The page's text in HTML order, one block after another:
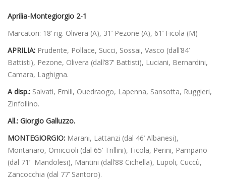
Aprilia-Montegiorgio 2-1
Marcatori: 18’ rig. Olivera (A), 31’ Pezone (A), 61’ Ficola (M)
APRILIA: Prudente, Pollace, Succi, Sossai, Vasco (dall’84’
Battisti), Pezone, Olivera (dall’87’ Battisti), Luciani, Bernardini,
Camara, Laghigna.
A disp.: Salvati, Emili, Ouedraogo, Lapenna, Sansotta, Ruggieri,
Zinfollino.
All.: Giorgio Galluzzo.
MONTEGIORGIO: Marani, Lattanzi (dal 46’ Albanesi),
Montanaro, Omiccioli (dal 65’ Trillini), Ficola, Perini, Pampano
(dal 71’ Mandolesi), Mantini (dall’88 Cichella), Lupoli, Cuccù,
Zancocchia (dal 77’ Santoro).